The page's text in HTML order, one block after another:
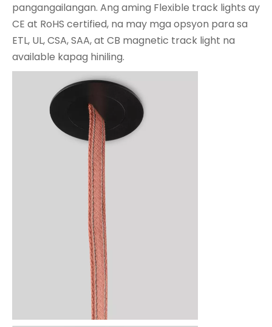
pangangailangan. Ang aming Flexible track lights ay
CE at RoHS certified, na may mga opsyon para sa
ETL, UL, CSA, SAA, at CB magnetic track light na
available kapag hiniling.